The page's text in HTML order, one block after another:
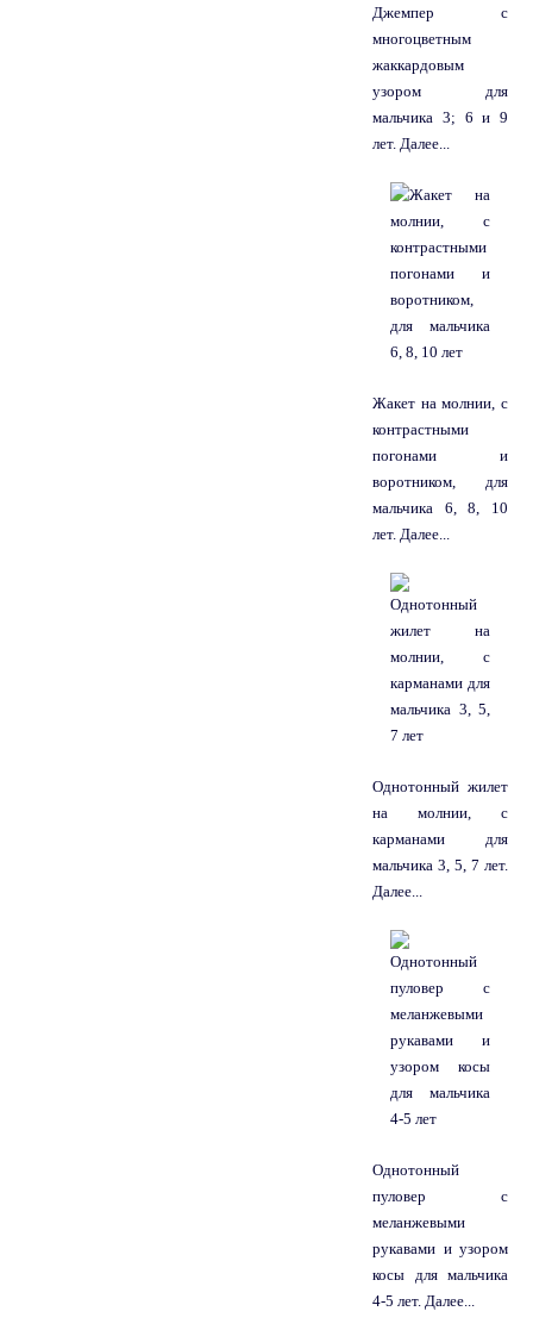
Джемпер с
многоцветным
жаккардовым
узором для
мальчика 3; 6 и 9
лет. Далее...
Жакет на молнии, с
контрастными
погонами и
воротником, для
мальчика 6, 8, 10
лет. Далее...
Однотонный жилет
на молнии, с
карманами для
мальчика 3, 5, 7 лет.
Далее...
Однотонный
пуловер с
меланжевыми
рукавами и узором
косы для мальчика
4-5 лет. Далее...